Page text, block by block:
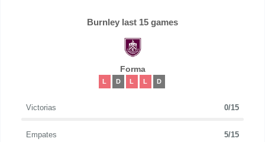
Burnley last 15 games
Forma
L D L L D
Victorias 0/15
Empates 5/15